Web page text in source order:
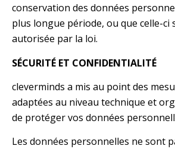
conservation des données
plus longue période, ou que celle-
autorisée par la loi.
SÉCURITÉ ET CONFIDENTIALITÉ
cleverminds a mis au point des
adaptées au niveau technique et
de protéger vos données
Les données personnelles ne sont